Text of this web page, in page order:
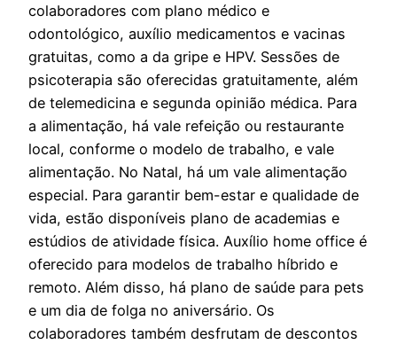
colaboradores com plano médico e
odontológico, auxílio medicamentos e vacinas
gratuitas, como a da gripe e HPV. Sessões de
psicoterapia são oferecidas gratuitamente, além
de telemedicina e segunda opinião médica. Para
a alimentação, há vale refeição ou restaurante
local, conforme o modelo de trabalho, e vale
alimentação. No Natal, há um vale alimentação
especial. Para garantir bem-estar e qualidade de
vida, estão disponíveis plano de academias e
estúdios de atividade física. Auxílio home office é
oferecido para modelos de trabalho híbrido e
remoto. Além disso, há plano de saúde para pets
e um dia de folga no aniversário. Os
colaboradores também desfrutam de descontos